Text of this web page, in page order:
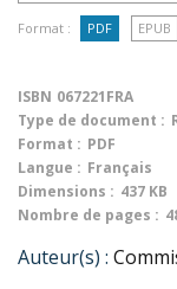
Format : PDF EPUB
ISBN 067221FRA
Type de document :
Format : PDF
Langue : Français
Dimensions : 437 KB
Nombre de pages :
Auteur(s) :